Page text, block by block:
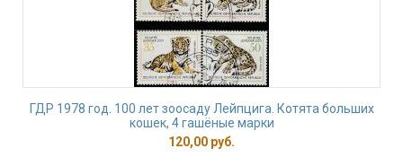
ГДР 1978 год. 100 лет зоосаду Лейпцига. Котята больших
кошек, 4 гашёные марки
120,00 руб.